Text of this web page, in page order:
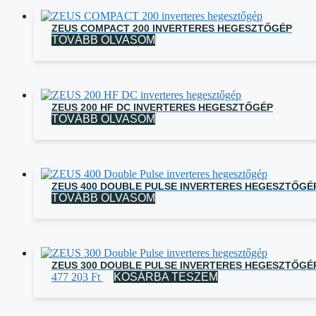
ZEUS COMPACT 200 INVERTERES HEGESZTŐGÉP
TOVÁBB OLVASOM
ZEUS 200 HF DC INVERTERES HEGESZTŐGÉP
TOVÁBB OLVASOM
ZEUS 400 DOUBLE PULSE INVERTERES
TOVÁBB OLVASOM
ZEUS 300 DOUBLE PULSE INVERTERES
477 203 Ft KOSÁRBA TESZEM